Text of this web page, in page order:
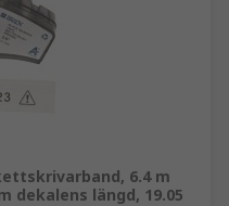
6.4 m
dekalens längd, 19.05